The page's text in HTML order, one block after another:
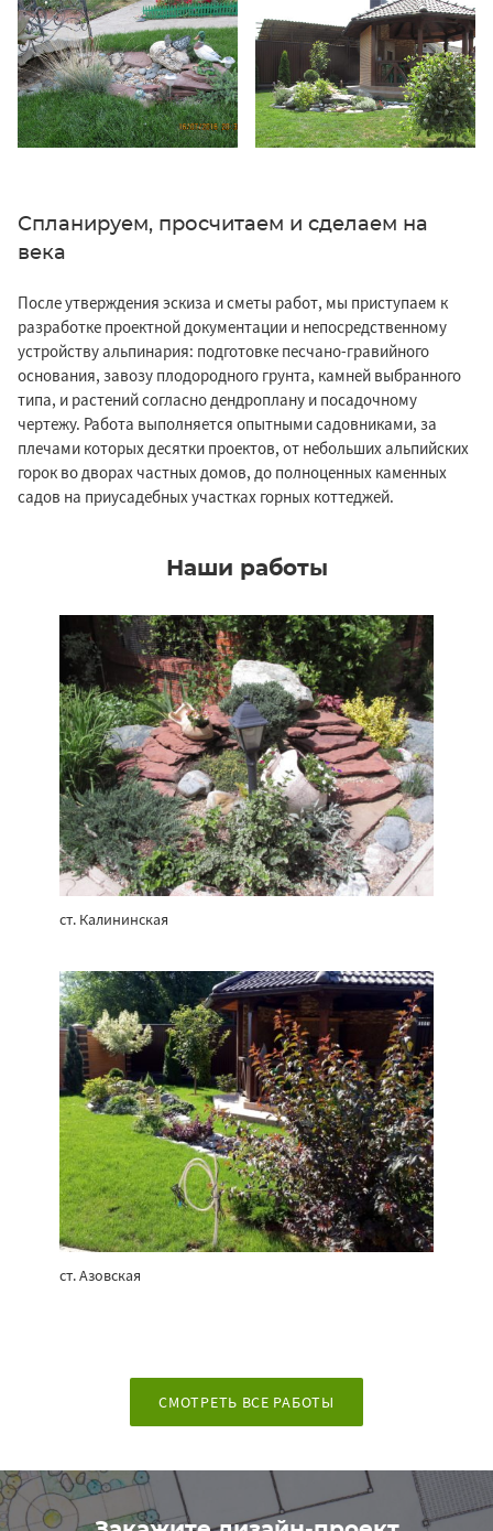
Спланируем, просчитаем и сделаем на
века
После утверждения эскиза и сметы работ, мы приступаем к
разработке проектной документации и непосредственному
устройству альпинария: подготовке песчано-гравийного
основания, завозу плодородного грунта, камней выбранного
типа, и растений согласно дендроплану и посадочному
чертежу. Работа выполняется опытными садовниками, за
плечами которых десятки проектов, от небольших альпийских
горок во дворах частных домов, до полноценных каменных
садов на приусадебных участках горных коттеджей.
Наши работы
ст. Калининская
ст. Азовская
СМОТРЕТЬ ВСЕ РАБОТЫ